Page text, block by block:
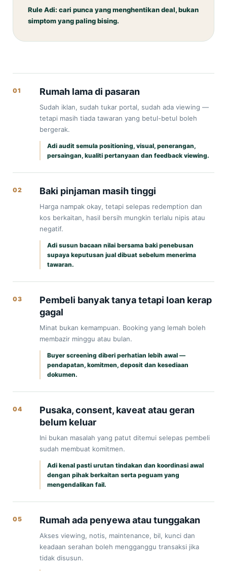
Rule Adi: cari punca yang menghentikan deal, bukan
simptom yang paling bising.
01 Rumah lama di pasaran
Sudah iklan, sudah tukar portal, sudah ada viewing —
tetapi masih tiada tawaran yang betul-betul boleh
bergerak.
Adi audit semula positioning, visual, penerangan,
persaingan, kualiti pertanyaan dan feedback viewing.
02 Baki pinjaman masih tinggi
Harga nampak okay, tetapi selepas redemption dan
kos berkaitan, hasil bersih mungkin terlalu nipis atau
negatif.
Adi susun bacaan nilai bersama baki penebusan
supaya keputusan jual dibuat sebelum menerima
tawaran.
03
Pembeli banyak tanya tetapi loan kerap
gagal
Minat bukan kemampuan. Booking yang lemah boleh
membazir minggu atau bulan.
Buyer screening diberi perhatian lebih awal —
pendapatan, komitmen, deposit dan kesediaan
dokumen.
04
Pusaka, consent, kaveat atau geran
belum keluar
Ini bukan masalah yang patut ditemui selepas pembeli
sudah membuat komitmen.
Adi kenal pasti urutan tindakan dan koordinasi awal
dengan pihak berkaitan serta peguam yang
mengendalikan fail.
05 Rumah ada penyewa atau tunggakan
Akses viewing, notis, maintenance, bil, kunci dan
keadaan serahan boleh mengganggu transaksi jika
tidak disusun.